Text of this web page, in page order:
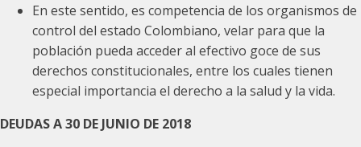
En este sentido, es competencia de los organismos de
control del estado Colombiano, velar para que la
población pueda acceder al efectivo goce de sus
derechos constitucionales, entre los cuales tienen
especial importancia el derecho a la salud y la vida.
DEUDAS A 30 DE JUNIO DE 2018